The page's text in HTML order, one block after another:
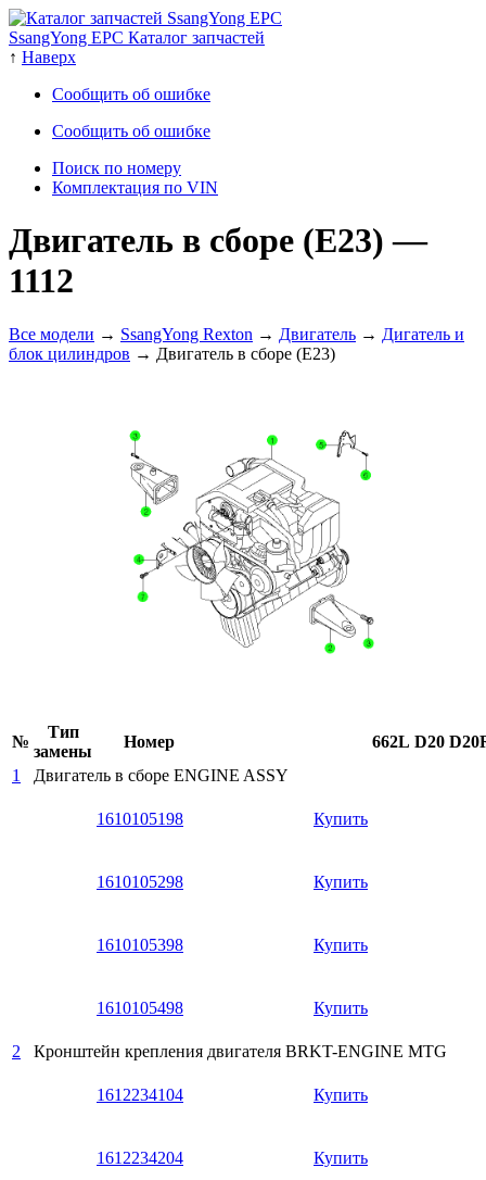
SsangYong EPC Каталог запчастей
↑ Наверх
Сообщить об ошибке
Сообщить об ошибке
Поиск по номеру
Комплектация по VIN
Двигатель в сборе (E23)—
1112
Все модели → SsangYong Rexton → Двигатель → Дигатель и
блок цилиндров → Двигатель в сборе (E23)
№
Тип
замены
Номер 662L D20
1
Двигатель в сборе ENGINE ASSY
1610105198 Купить
1610105298 Купить
1610105398 Купить
1610105498 Купить
2 Кронштейн крепления двигателя BRKT-ENGINE MTG
1612234104 Купить
1612234204 Купить